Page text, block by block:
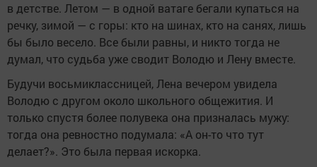
в детстве. Летом — в одной ватаге бегали купаться на
речку, зимой — с горы: кто на шинах, кто на санях, лишь
бы было весело. Все были равны, и никто тогда не
думал, что судьба уже сводит Володю и Лену вместе.
Будучи восьмиклассницей, Лена вечером увидела
Володю с другом около школьного общежития. И
только спустя более полувека она призналась мужу:
тогда она ревностно подумала: «А он-то что тут
делает?». Это была первая искорка.